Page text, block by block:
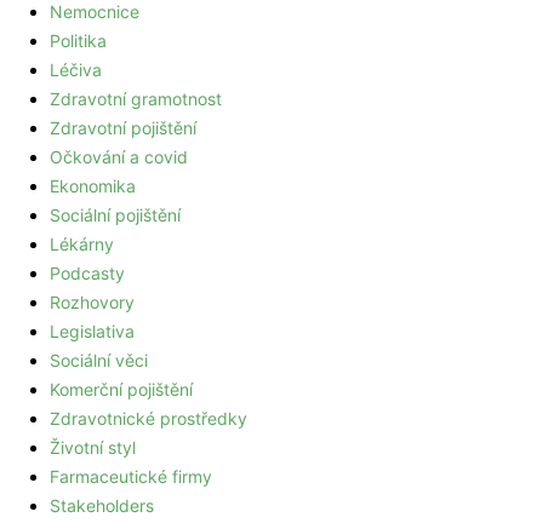
Nemocnice
Politika
Léčiva
Zdravotní gramotnost
Zdravotní pojištění
Očkování a covid
Ekonomika
Sociální pojištění
Lékárny
Podcasty
Rozhovory
Legislativa
Sociální věci
Komerční pojištění
Zdravotnické prostředky
Životní styl
Farmaceutické firmy
Stakeholders